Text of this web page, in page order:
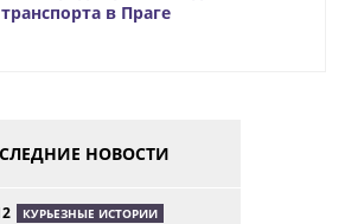
транспорта в Праге
НОВОСТИ
КУРЬЕЗНЫЕ ИСТОРИИ